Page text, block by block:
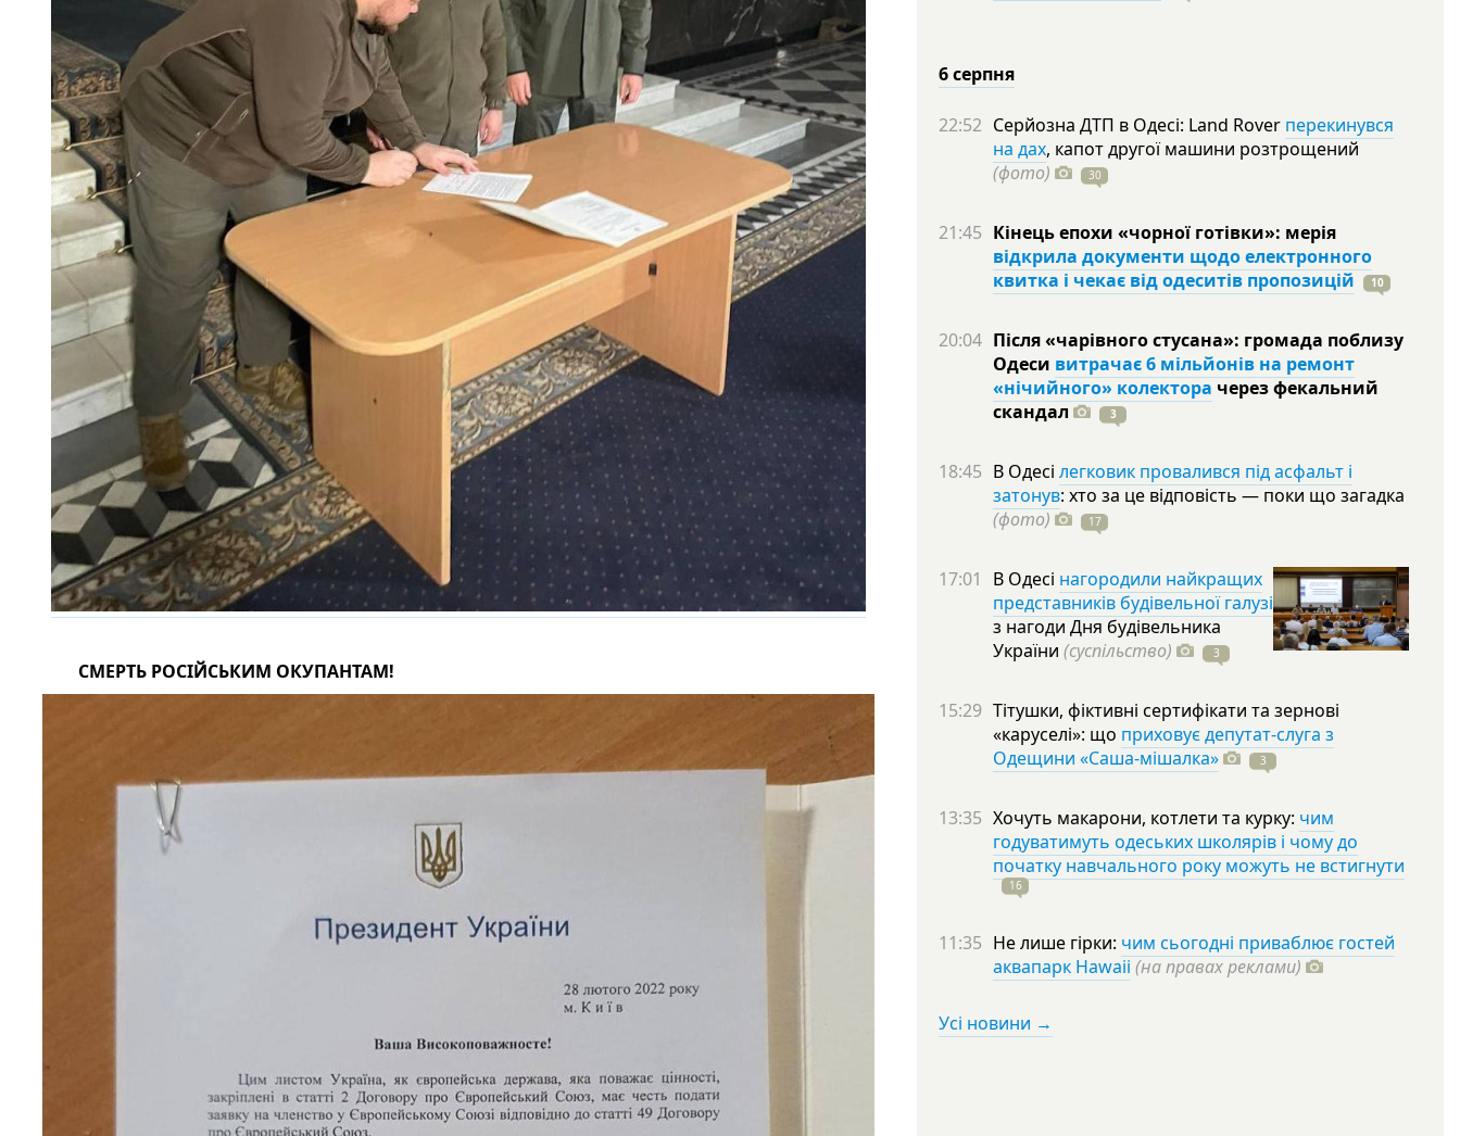
СМЕРТЬ РОСІЙСЬКИМ ОКУПАНТАМ!
6 серпня
22:52 Серйозна ДТП в Одесі: Land Rover перекинувся
на дах, капот другої машини розтрощений
(фото)
30
21:45 Кінець епохи «чорної готівки»: мерія
відкрила документи щодо електронного
квитка і чекає від одеситів пропозицій
10
20:04 Після «чарівного стусана»: громада поблизу
Одеси витрачає 6 мільйонів на ремонт
«нічийного» колектора через фекальний
скандал
3
18:45 В Одесі легковик провалився під асфальт і
затонув: хто за це відповість — поки що загадка
(фото)
17
17:01 В Одесі нагородили найкращих
представників будівельної галузі
з нагоди Дня будівельника
України (суспільство) 3
15:29 Тітушки, фіктивні сертифікати та зернові
«каруселі»: що приховує депутат-слуга з
Одещини «Саша-мішалка»
3
13:35 Хочуть макарони, котлети та курку: чим
годуватимуть одеських школярів і чому до
початку навчального року можуть не встигнути
16
11:35 Не лише гірки: чим сьогодні приваблює гостей
аквапарк Hawaii (на правах реклами)
Усі новини →